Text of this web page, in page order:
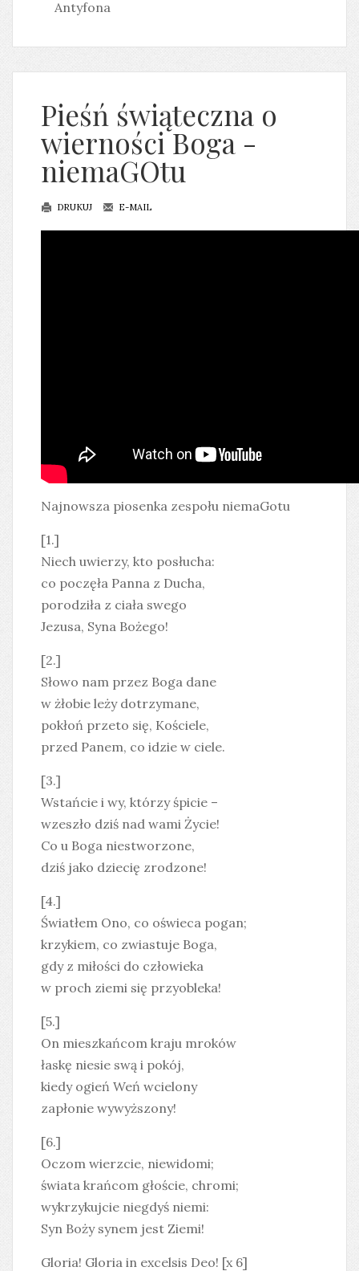
Antyfona
Pieśń świąteczna o
wierności Boga -
niemaGOtu
DRUKUJ E-MAIL
Najnowsza piosenka zespołu niemaGotu
[1.]
Niech uwierzy, kto posłucha:
co poczęła Panna z Ducha,
porodziła z ciała swego
Jezusa, Syna Bożego!
[2.]
Słowo nam przez Boga dane
w żłobie leży dotrzymane,
pokłoń przeto się, Kościele,
przed Panem, co idzie w ciele.
[3.]
Wstańcie i wy, którzy śpicie –
wzeszło dziś nad wami Życie!
Co u Boga niestworzone,
dziś jako dziecię zrodzone!
[4.]
Światłem Ono, co oświeca pogan;
krzykiem, co zwiastuje Boga,
gdy z miłości do człowieka
w proch ziemi się przyobleka!
[5.]
On mieszkańcom kraju mroków
łaskę niesie swą i pokój,
kiedy ogień Weń wcielony
zapłonie wywyższony!
[6.]
Oczom wierzcie, niewidomi;
świata krańcom głoście, chromi;
wykrzykujcie niegdyś niemi:
Syn Boży synem jest Ziemi!
Gloria! Gloria in excelsis Deo! [x 6]